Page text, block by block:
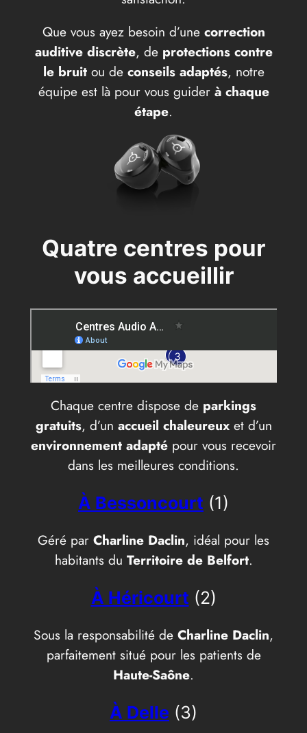
Que vous ayez besoin d’une correction
auditive discrète, de protections contre
le bruitou de conseils adaptés, notre
équipe est là pour vous guider à chaque
étape.
Quatre centres pour
vous accueillir
Chaque centre dispose de parkings
gratuits, d’un accueil chaleureuxet d’un
environnement adapté pour vous recevoir
dans les meilleures conditions.
À Bessoncourt (1)
Géré par Charline Daclin, idéal pour les
habitants du Territoire de Belfort.
À Héricourt (2)
Sous la responsabilité de Charline Daclin,
parfaitement situé pour les patients de
Haute-Saône.
À Delle (3)